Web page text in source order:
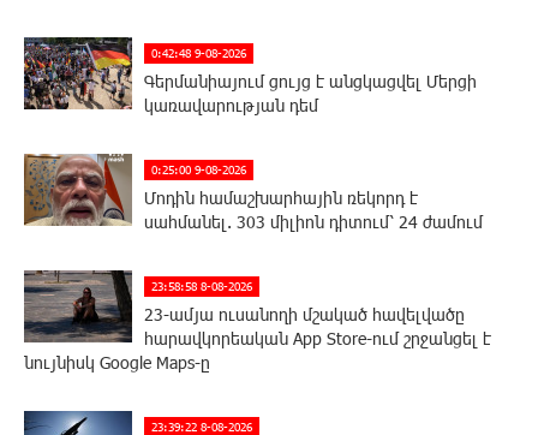
0:42:48 9-08-2026
Գերմանիայում ցույց է անցկացվել Մերցի
կառավարության դեմ
0:25:00 9-08-2026
Մոդին համաշխարհային ռեկորդ է
սահմանել. 303 միլիոն դիտում՝ 24 ժամում
23:58:58 8-08-2026
23-ամյա ուսանողի մշակած հավելվածը
հարավկորեական App Store-ում շրջանցել է
նույնիսկ Google Maps-ը
23:39:22 8-08-2026